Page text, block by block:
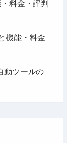
料金・評判
機能・料金
動ツールの